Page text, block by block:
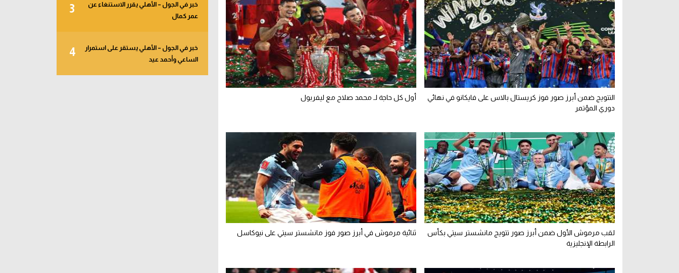
التتويج ضمن أبرز صور فوز كريستال بالاس على فايكانو في نهائي
دوري المؤتمر
أول كل حاجة لـ محمد صلاح مع ليفربول
لقب مرموش الأول ضمن أبرز صور تتويج مانشستر سيتي بكأس
الرابطة الإنجليزية
ثنائية مرموش في أبرز صور فوز مانشستر سيتي على نيوكاسل
3
خبر في الجول – الأهلي يقرر الاستنغاء عن
عمر كمال
4
خبر في الجول – الأهلي يستقر على استمرار
الساعي وأحمد عيد